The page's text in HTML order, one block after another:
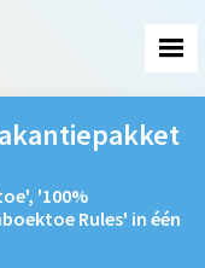
'100%
Rules' in één